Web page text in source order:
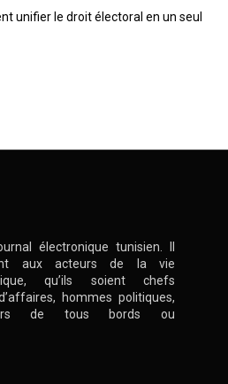
unifier le droit électoral en un seul
électronique tunisien. Il
aux acteurs de la vie
qu’ils soient chefs
hommes politiques,
de tous bords ou